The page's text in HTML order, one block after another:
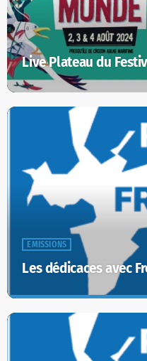
Live Plateau du
EMISSIONS
Les dédicaces avec
Les dédicaces avec
Les dédicaces avec Fred